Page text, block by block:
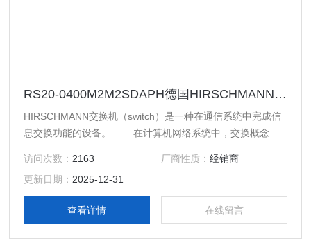
RS20-0400M2M2SDAPH德国HIRSCHMANN交换机产品特点
HIRSCHMANN交换机（switch）是一种在通信系统中完成信
息交换功能的设备。 在计算机网络系统中，交换概念的
备，HUB本身不能识别目的地址，当同一局域网内的A主机给
B主机传输数据时，数据包在以 HUB为架构的网络上是以广播
方式传输的，由每一台终端通过验证数据包头的地址信息来确
定是否接收。在这种工作方式下，同一时刻网络上只能传输一
访问次数： 2163 厂商性质： 经销商
更新日期： 2025-12-31
查看详情 在线留言